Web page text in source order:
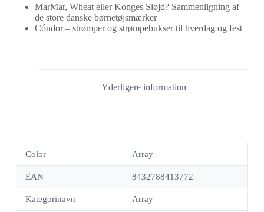
MarMar, Wheat eller Konges Sløjd? Sammenligning af
de store danske børnetøjsmærker
Cóndor – strømper og strømpebukser til hverdag og fest
Yderligere information
Color Array
EAN 8432788413772
Kategorinavn Array